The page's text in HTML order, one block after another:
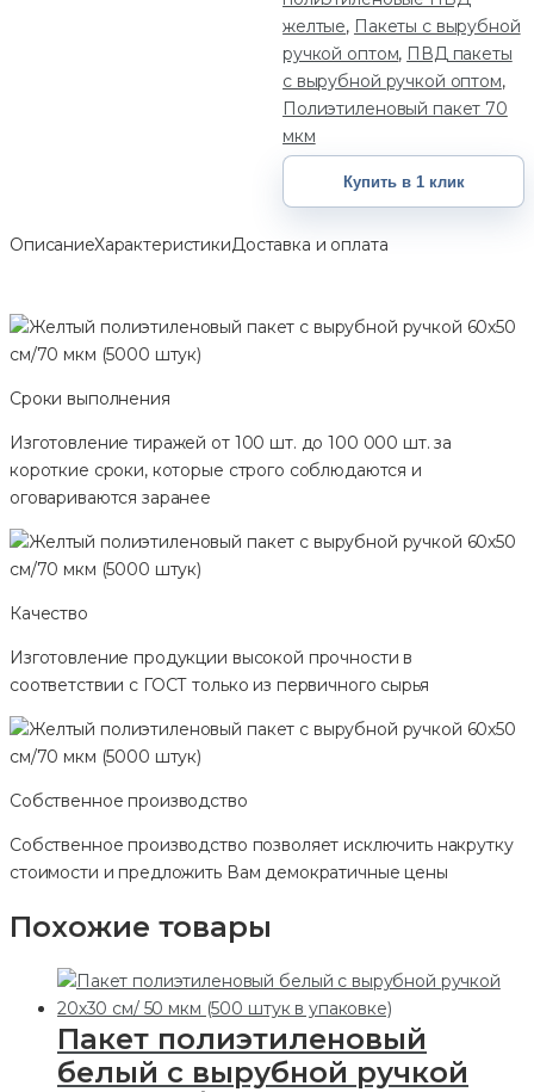
желтые, Пакеты с вырубной
ручкой оптом, ПВД пакеты
с вырубной ручкой оптом,
Полиэтиленовый пакет 70
мкм
Купить в 1 клик
ОписаниеХарактеристикиДоставка и оплата
Сроки выполнения
Изготовление тиражей от 100 шт. до 100 000 шт. за
короткие сроки, которые строго соблюдаются и
оговариваются заранее
Качество
Изготовление продукции высокой прочности в
соответствии с ГОСТ только из первичного сырья
Собственное производство
Собственное производство позволяет исключить накрутку
стоимости и предложить Вам демократичные цены
Похожие товары
Пакет полиэтиленовый
белый с вырубной ручкой